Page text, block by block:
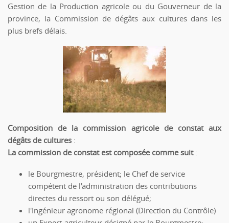
Gestion de la Production agricole ou du Gouverneur de la
province, la Commission de dégâts aux cultures dans les
plus brefs délais.
Composition de la commission agricole de constat aux
dégâts de cultures :
La commission de constat est composée comme suit:
le Bourgmestre, président; le Chef de service
compétent de l'administration des contributions
directes du ressort ou son délégué;
l'Ingénieur agronome régional (Direction du Contrôle)